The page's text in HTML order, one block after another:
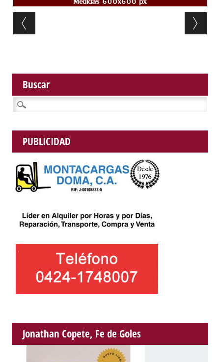
Post navigation
Buscar
Buscar:
PUBLICIDAD
Jonathan Copete, Fe de Goles